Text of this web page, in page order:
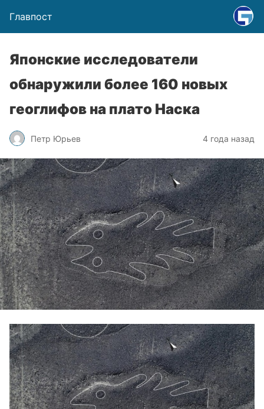
Главпост
Японские исследователи
обнаружили более 160 новых
геоглифов на плато Наска
Петр Юрьев 4 года назад